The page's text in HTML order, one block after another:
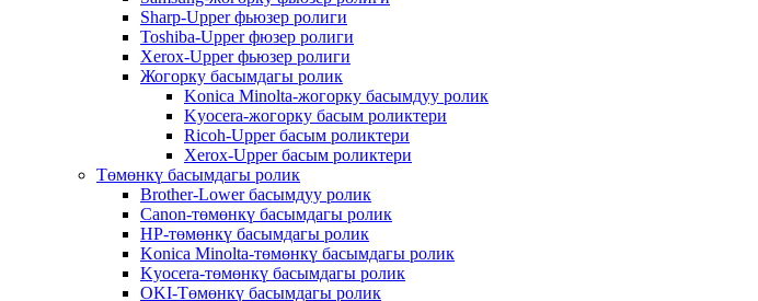
Sharp-Upper фьюзер ролиги
Toshiba-Upper фюзер ролиги
Xerox-Upper фьюзер ролиги
Жогорку басымдагы ролик
Konica Minolta-жогорку басымдуу ролик
Kyocera-жогорку басым роликтери
Ricoh-Upper басым роликтери
Xerox-Upper басым роликтери
Төмөнкү басымдагы ролик
Brother-Lower басымдуу ролик
Canon-төмөнкү басымдагы ролик
HP-төмөнкү басымдагы ролик
Konica Minolta-төмөнкү басымдагы ролик
Kyocera-төмөнкү басымдагы ролик
OKI-Төмөнкү басымдагы ролик